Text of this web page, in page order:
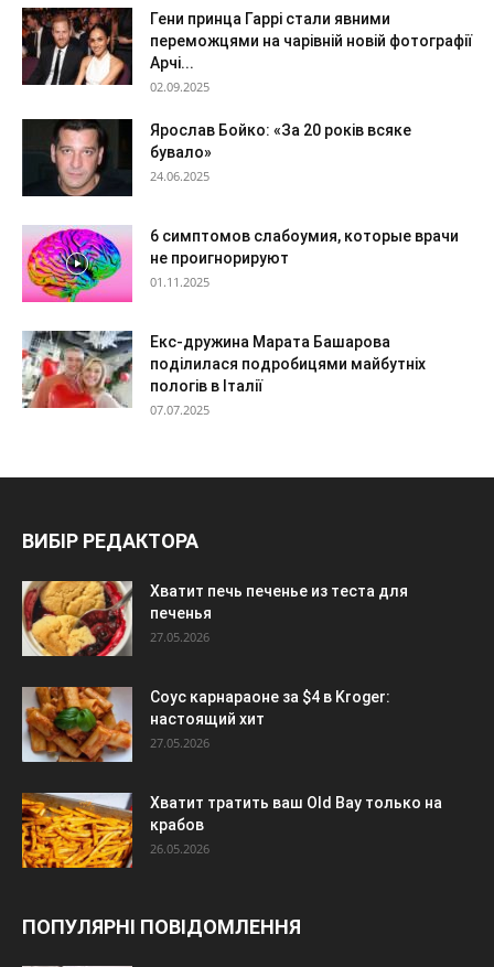
Гени принца Гаррі стали явними
переможцями на чарівній новій фотографії
Арчі...
02.09.2025
Ярослав Бойко: «За 20 років всяке
бувало»
24.06.2025
6 симптомов слабоумия, которые врачи
не проигнорируют
01.11.2025
Екс-дружина Марата Башарова
поділилася подробицями майбутніх
пологів в Італії
07.07.2025
ВИБІР РЕДАКТОРА
Хватит печь печенье из теста для
печенья
27.05.2026
Соус карнараоне за $4 в Kroger:
настоящий хит
27.05.2026
Хватит тратить ваш Old Bay только на
крабов
26.05.2026
ПОПУЛЯРНІ ПОВІДОМЛЕННЯ